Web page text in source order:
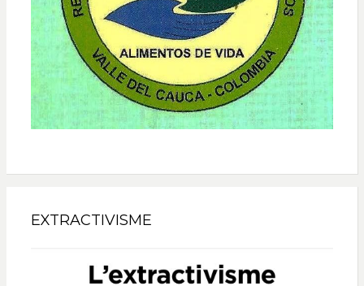
EXTRACTIVISME